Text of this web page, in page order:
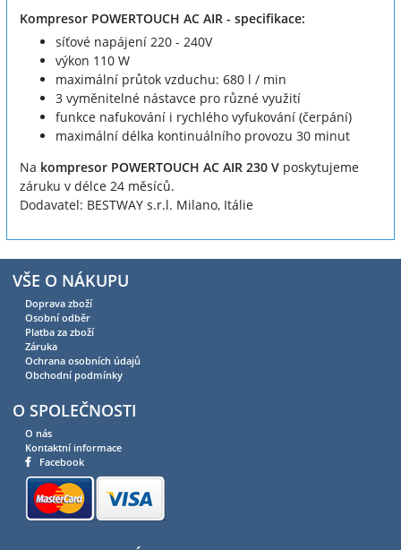
Kompresor POWERTOUCH AC AIR - specifikace:
síťové napájení 220 - 240V
výkon 110 W
maximální průtok vzduchu: 680 l / min
3 vyměnitelné nástavce pro různé využití
funkce nafukování i rychlého vyfukování (čerpání)
maximální délka kontinuálního provozu 30 minut
Na kompresor POWERTOUCH AC AIR 230 V poskytujeme
záruku v délce 24 měsíců.
Dodavatel: BESTWAY s.r.l. Milano, Itálie
VŠE O NÁKUPU
Doprava zboží
Osobní odběr
Platba za zboží
Záruka
Ochrana osobních údajů
Obchodní podmínky
O SPOLEČNOSTI
O nás
Kontaktní informace
Facebook